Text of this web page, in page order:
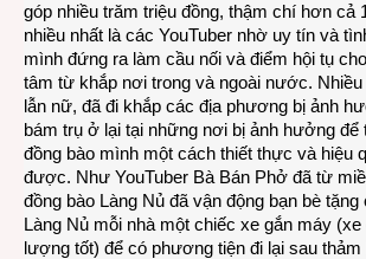
góp nhiều trăm triệu đồng, thậm chí hơn cả
nhiều nhất là các YouTuber nhờ uy tín và
mình đứng ra làm cầu nối và điểm hội tụ
tâm từ khắp nơi trong và ngoài nước. Nhiều
lẫn nữ, đã đi khắp các địa phương bị ảnh
bám trụ ở lại tại những nơi bị ảnh hưởng
đồng bào mình một cách thiết thực và hiệu
được. Như YouTuber Bà Bán Phở đã từ
đồng bào Làng Nủ đã vận động bạn bè tặng
Làng Nủ mỗi nhà một chiếc xe gắn máy
lượng tốt) để có phương tiện đi lại sau thảm